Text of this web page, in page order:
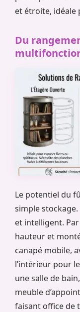
et étroite, idéale
Du
Le potentiel du
simple
et intelligent.
hauteur et
canapé mobile,
l’intérieur pour
une salle de
meuble
faisant office de